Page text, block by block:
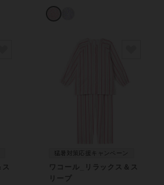
猛暑対策応援キャンペーン
ワコール_リラックス＆ス
リープ